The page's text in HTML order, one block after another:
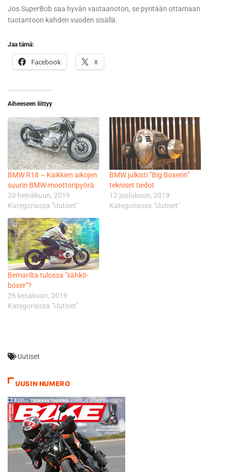
Jos SuperBob saa hyvän vastaanoton, se pyritään ottamaan
tuotantoon kahden vuoden sisällä.
Jaa tämä:
Facebook X
Aiheeseen liittyy
BMW R18 – Kaikkien aikojen
suurin BMW-moottoripyörä
20 heinäkuun, 2019
Kategoriassa "Uutiset"
BMW julkisti ”Big Boxerin”
tekniset tiedot
12 joulukuun, 2019
Kategoriassa "Uutiset"
Bemarilta tulossa ”sähkö-
boxer”?
26 kesäkuun, 2019
Kategoriassa "Uutiset"
Uutiset
UUSIN NUMERO